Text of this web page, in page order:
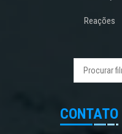
Reações
CONTATO